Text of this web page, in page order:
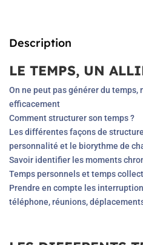
Description
LE TEMPS, UN
On ne peut pas générer du
efficacement
Comment structurer son temps ?
Les différentes façons de
personnalité et le biorythme de
Savoir identifier les moments
Temps personnels et temps
Prendre en compte les
téléphone, réunions,